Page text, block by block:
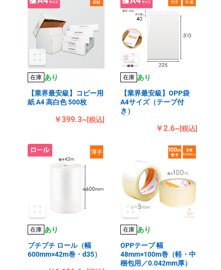
在庫 あり
【業界最安級】コピー用
紙 A4 高白色 500枚
￥399.3~[税込]
在庫 あり
【業界最安級】OPP袋
A4サイズ（テープ付
き）
￥2.6~[税込]
在庫 あり
プチプチ ロール（幅
600mm×42m巻・d35）
在庫 あり
OPPテープ 幅
48mm×100m巻（軽・中
梱包用／0.042mm厚）